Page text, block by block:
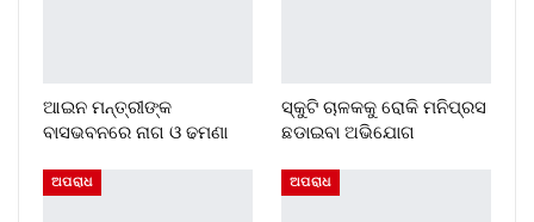
ଆଇନ ମନ୍ତ୍ରୀଙ୍କ
ବାସଭବନରେ ନାଗ ଓ ଢମଣା
ସ୍କୁଟି ଚାଳକକୁ ରୋକି ମନିପ୍ରସ
ଛଡାଇବା ଅଭିଯୋଗ
ଅପରାଧ ଅପରାଧ